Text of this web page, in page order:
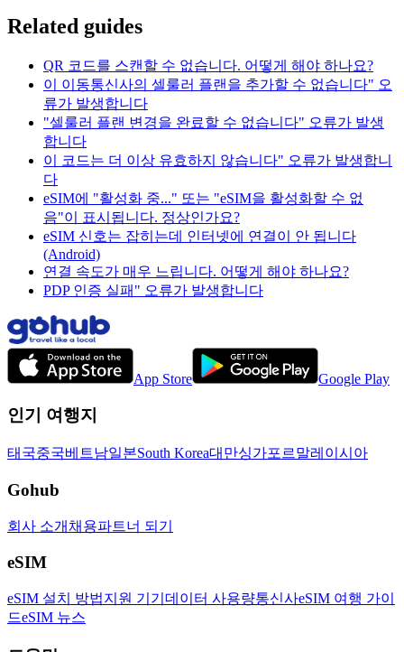
Related guides
QR 코드를 스캔할 수 없습니다. 어떻게 해야 하나요?
이 이동통신사의 셀룰러 플랜을 추가할 수 없습니다" 오
류가 발생합니다
"셀룰러 플랜 변경을 완료할 수 없습니다" 오류가 발생
합니다
이 코드는 더 이상 유효하지 않습니다" 오류가 발생합니
다
eSIM에 "활성화 중..." 또는 "eSIM을 활성화할 수 없
음"이 표시됩니다. 정상인가요?
eSIM 신호는 잡히는데 인터넷에 연결이 안 됩니다
(Android)
연결 속도가 매우 느립니다. 어떻게 해야 하나요?
PDP 인증 실패" 오류가 발생합니다
App Store Google Play
인기 여행지
태국중국베트남일본South Korea대만싱가포르말레이시아
Gohub
회사 소개 채용파트너 되기
eSIM
eSIM 설치 방법지원 기기 데이터 사용량통신사eSIM 여행 가이
드eSIM 뉴스